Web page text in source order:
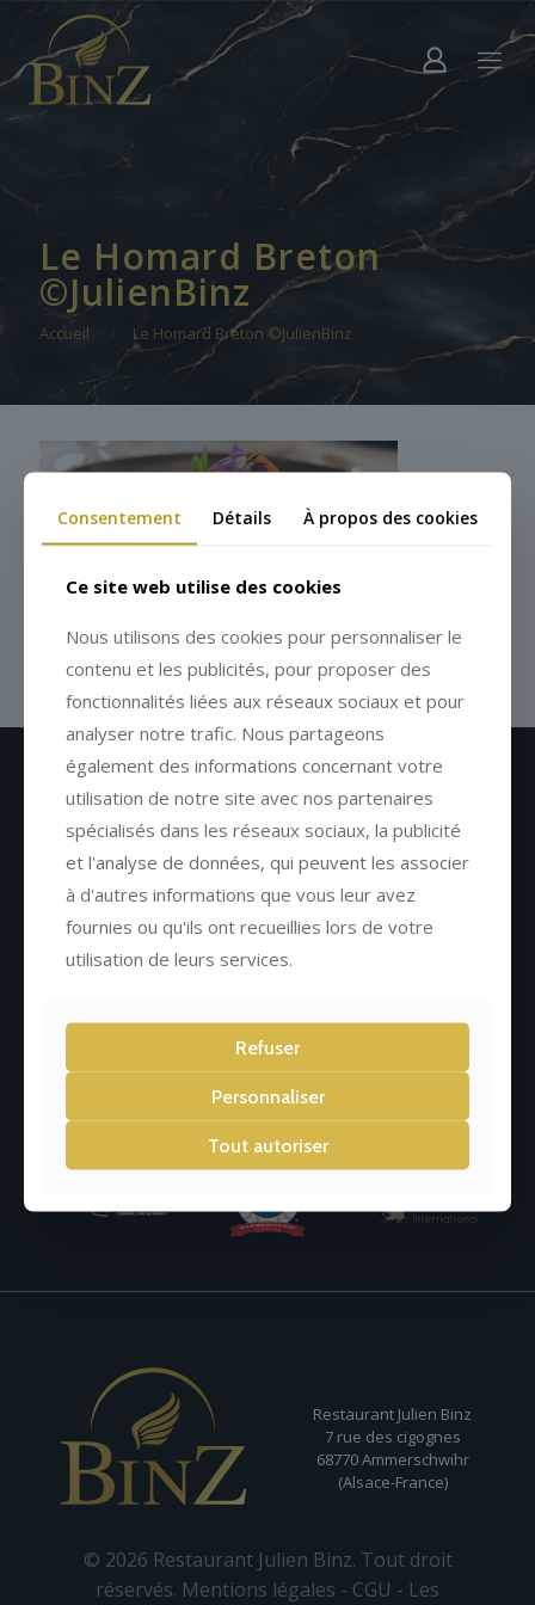
Le Homard Breton
©JulienBinz
Accueil Le Homard Breton ©JulienBinz
Restaurant Julien Binz
7 rue des cigognes
68770 Ammerschwihr
(Alsace-France)
© 2026 Restaurant Julien Binz. Tout droit
réservés. Mentions légales - CGU - Les
Consentement Détails À propos des cookies
Ce site web utilise des cookies
Nous utilisons des cookies pour personnaliser le
contenu et les publicités, pour proposer des
fonctionnalités liées aux réseaux sociaux et pour
analyser notre trafic. Nous partageons
également des informations concernant votre
utilisation de notre site avec nos partenaires
spécialisés dans les réseaux sociaux, la publicité
et l'analyse de données, qui peuvent les associer
à d'autres informations que vous leur avez
fournies ou qu'ils ont recueillies lors de votre
utilisation de leurs services.
Refuser
Personnaliser
Tout autoriser